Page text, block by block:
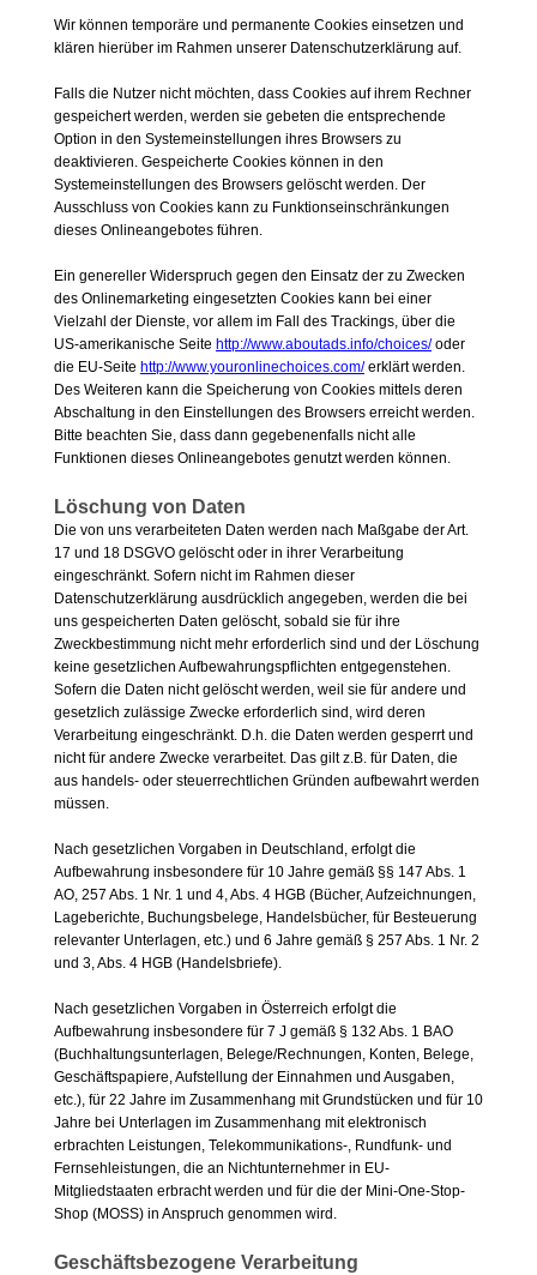
Wir können temporäre und permanente Cookies einsetzen und
klären hierüber im Rahmen unserer Datenschutzerklärung auf.
Falls die Nutzer nicht möchten, dass Cookies auf ihrem Rechner
gespeichert werden, werden sie gebeten die entsprechende
Option in den Systemeinstellungen ihres Browsers zu
deaktivieren. Gespeicherte Cookies können in den
Systemeinstellungen des Browsers gelöscht werden. Der
Ausschluss von Cookies kann zu Funktionseinschränkungen
dieses Onlineangebotes führen.
Ein genereller Widerspruch gegen den Einsatz der zu Zwecken
des Onlinemarketing eingesetzten Cookies kann bei einer
Vielzahl der Dienste, vor allem im Fall des Trackings, über die
US-amerikanische Seite http://www.aboutads.info/choices/oder
die EU-Seite http://www.youronlinechoices.com/erklärt werden.
Des Weiteren kann die Speicherung von Cookies mittels deren
Abschaltung in den Einstellungen des Browsers erreicht werden.
Bitte beachten Sie, dass dann gegebenenfalls nicht alle
Funktionen dieses Onlineangebotes genutzt werden können.
Löschung von Daten
Die von uns verarbeiteten Daten werden nach Maßgabe der Art.
17 und 18 DSGVO gelöscht oder in ihrer Verarbeitung
eingeschränkt. Sofern nicht im Rahmen dieser
Datenschutzerklärung ausdrücklich angegeben, werden die bei
uns gespeicherten Daten gelöscht, sobald sie für ihre
Zweckbestimmung nicht mehr erforderlich sind und der Löschung
keine gesetzlichen Aufbewahrungspflichten entgegenstehen.
Sofern die Daten nicht gelöscht werden, weil sie für andere und
gesetzlich zulässige Zwecke erforderlich sind, wird deren
Verarbeitung eingeschränkt. D.h. die Daten werden gesperrt und
nicht für andere Zwecke verarbeitet. Das gilt z.B. für Daten, die
aus handels- oder steuerrechtlichen Gründen aufbewahrt werden
müssen.
Nach gesetzlichen Vorgaben in Deutschland, erfolgt die
Aufbewahrung insbesondere für 10 Jahre gemäß §§ 147 Abs. 1
AO, 257 Abs. 1 Nr. 1 und 4, Abs. 4 HGB (Bücher, Aufzeichnungen,
Lageberichte, Buchungsbelege, Handelsbücher, für Besteuerung
relevanter Unterlagen, etc.) und 6 Jahre gemäß § 257 Abs. 1 Nr. 2
und 3, Abs. 4 HGB (Handelsbriefe).
Nach gesetzlichen Vorgaben in Österreich erfolgt die
Aufbewahrung insbesondere für 7 J gemäß § 132 Abs. 1 BAO
(Buchhaltungsunterlagen, Belege/Rechnungen, Konten, Belege,
Geschäftspapiere, Aufstellung der Einnahmen und Ausgaben,
etc.), für 22 Jahre im Zusammenhang mit Grundstücken und für 10
Jahre bei Unterlagen im Zusammenhang mit elektronisch
erbrachten Leistungen, Telekommunikations-, Rundfunk- und
Fernsehleistungen, die an Nichtunternehmer in EU-
Mitgliedstaaten erbracht werden und für die der Mini-One-Stop-
Shop (MOSS) in Anspruch genommen wird.
Geschäftsbezogene Verarbeitung